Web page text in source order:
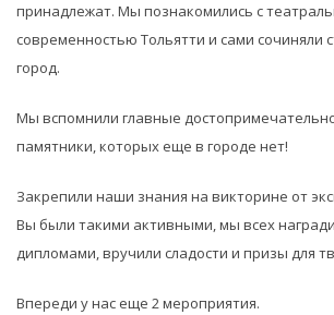
принадлежат. Мы познакомились с
современностью Тольятти и сами сочиняли
город.
Мы вспомнили главные
памятники, которых еще в городе нет!
Закрепили наши знания на викторине от
Вы были такими активными, мы всех
дипломами, вручили сладости и призы для
Впереди у нас еще 2 мероприятия.